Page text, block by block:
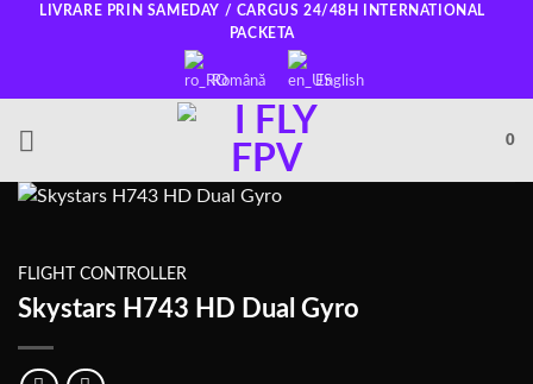
LIVRARE PRIN SAMEDAY / CARGUS 24/48H INTERNATIONAL
PACKETA
Română English
0
FLIGHT CONTROLLER
Skystars H743 HD Dual Gyro